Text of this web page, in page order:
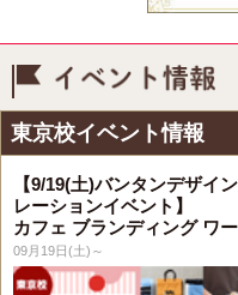
東京校イベント情報
【9/19(土)バンタンデザイ
レーションイベント】
カフェ ブランディング ワ
09月19日(土)～